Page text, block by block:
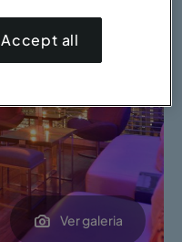
Ver galeria
Accept all